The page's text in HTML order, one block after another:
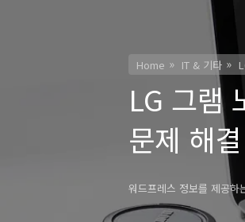
Home IT & 기타
LG 그램
문제 해
워드프레스 정보를 제공하